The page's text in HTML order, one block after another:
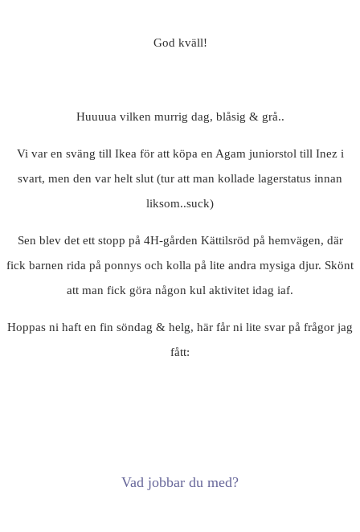
God kväll!
Huuuua vilken murrig dag, blåsig & grå..
Vi var en sväng till Ikea för att köpa en Agam juniorstol till Inez i
svart, men den var helt slut (tur att man kollade lagerstatus innan
liksom..suck)
Sen blev det ett stopp på 4H-gården Kättilsröd på hemvägen, där
fick barnen rida på ponnys och kolla på lite andra mysiga djur. Skönt
att man fick göra någon kul aktivitet idag iaf.
Hoppas ni haft en fin söndag & helg, här får ni lite svar på frågor jag
fått:
Vad jobbar du med?